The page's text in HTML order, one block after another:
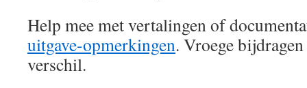
Help mee met vertalingen of
uitgave-opmerkingen. Vroege
verschil.